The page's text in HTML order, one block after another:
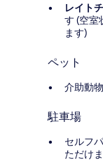
レイト
す (空室
ます)
ペット
介助動
駐車場
セルフ
ただけ